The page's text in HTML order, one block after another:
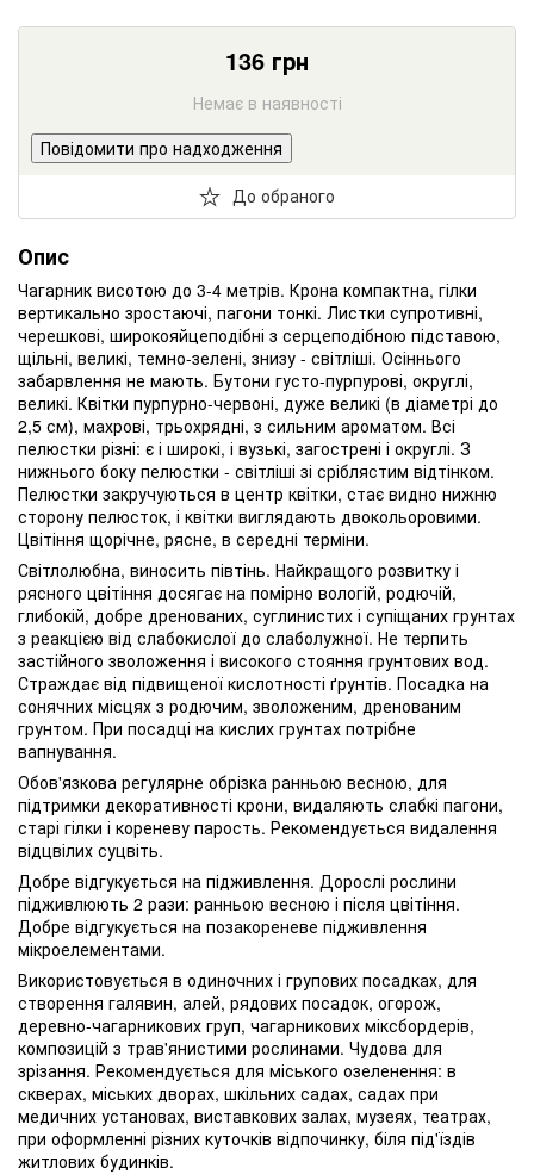
136 грн
Немає в наявності
Повідомити про надходження
До обраного
Опис
Чагарник висотою до 3-4 метрів. Крона компактна, гілки
вертикально зростаючі, пагони тонкі. Листки супротивні,
черешкові, широкояйцеподібні з серцеподібною підставою,
щільні, великі, темно-зелені, знизу - світліші. Осіннього
забарвлення не мають. Бутони густо-пурпурові, округлі,
великі. Квітки пурпурно-червоні, дуже великі (в діаметрі до
2,5 см), махрові, трьохрядні, з сильним ароматом. Всі
пелюстки різні: є і широкі, і вузькі, загострені і округлі. З
нижнього боку пелюстки - світліші зі сріблястим відтінком.
Пелюстки закручуються в центр квітки, стає видно нижню
сторону пелюсток, і квітки виглядають двокольоровими.
Цвітіння щорічне, рясне, в середні терміни.
Світлолюбна, виносить півтінь. Найкращого розвитку і
рясного цвітіння досягає на помірно вологій, родючій,
глибокій, добре дренованих, суглинистих і супіщаних грунтах
з реакцією від слабокислої до слаболужної. Не терпить
застійного зволоження і високого стояння грунтових вод.
Страждає від підвищеної кислотності ґрунтів. Посадка на
сонячних місцях з родючим, зволоженим, дренованим
грунтом. При посадці на кислих грунтах потрібне
вапнування.
Обов'язкова регулярне обрізка ранньою весною, для
підтримки декоративності крони, видаляють слабкі пагони,
старі гілки і кореневу парость. Рекомендується видалення
відцвілих суцвіть.
Добре відгукується на підживлення. Дорослі рослини
підживлюють 2 рази: ранньою весною і після цвітіння.
Добре відгукується на позакореневе підживлення
мікроелементами.
Використовується в одиночних і групових посадках, для
створення галявин, алей, рядових посадок, огорож,
деревно-чагарникових груп, чагарникових міксбордерів,
композицій з трав'янистими рослинами. Чудова для
зрізання. Рекомендується для міського озеленення: в
скверах, міських дворах, шкільних садах, садах при
медичних установах, виставкових залах, музеях, театрах,
при оформленні різних куточків відпочинку, біля під'їздів
житлових будинків.